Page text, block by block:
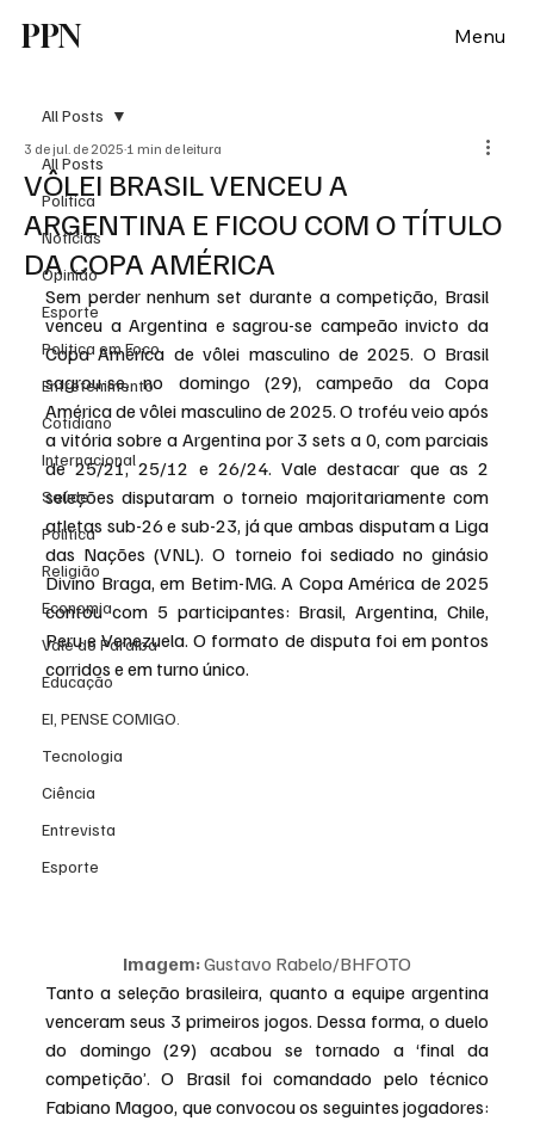
PPN Menu
All Posts
Política
Notícias
Opinião
Esporte
Politica em Foco
Entretenimento
Cotidiano
Internacional
Saúde
Politica
Religião
Economia
Vale do Paraiba
Educação
EI, PENSE COMIGO.
Tecnologia
Ciência
Entrevista
Esporte
All Posts
VÔLEI BRASIL VENCEU A
ARGENTINA E FICOU COM O TÍTULO
DA COPA AMÉRICA
3 de jul. de 2025 1 min de leitura
Sem perder nenhum set durante a competição, Brasil
venceu a Argentina e sagrou-se campeão invicto da
Copa América de vôlei masculino de 2025. O Brasil
sagrou-se, no domingo (29), campeão da Copa
América de vôlei masculino de 2025. O troféu veio após
a vitória sobre a Argentina por 3 sets a 0, com parciais
de 25/21, 25/12 e 26/24. Vale destacar que as 2
seleções disputaram o torneio majoritariamente com
atletas sub-26 e sub-23, já que ambas disputam a Liga
das Nações (VNL). O torneio foi sediado no ginásio
Divino Braga, em Betim-MG. A Copa América de 2025
contou com 5 participantes: Brasil, Argentina, Chile,
Peru e Venezuela. O formato de disputa foi em pontos
corridos e em turno único.
Imagem: Gustavo Rabelo/BHFOTO
Tanto a seleção brasileira, quanto a equipe argentina
venceram seus 3 primeiros jogos. Dessa forma, o duelo
do domingo (29) acabou se tornado a ‘final da
competição’. O Brasil foi comandado pelo técnico
Fabiano Magoo, que convocou os seguintes jogadores: